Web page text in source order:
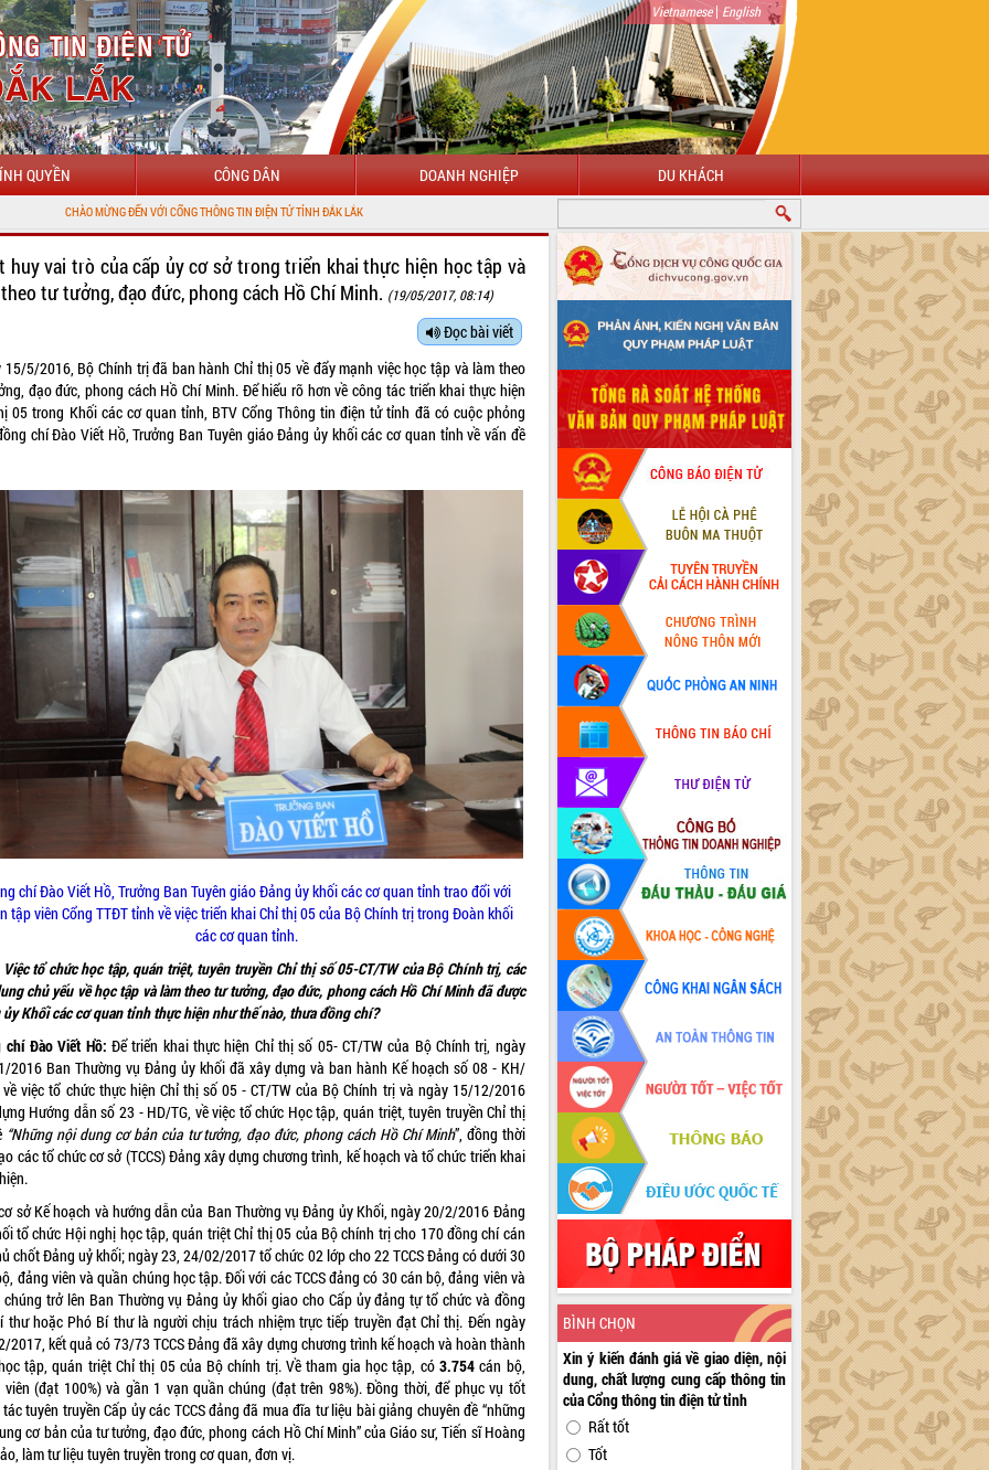
Vietnamese| English
QUYỀN CÔNG DÂN DOANH NGHIỆP DU KHÁCH
ĐẾN VỚI CỔNG THÔNG TIN ĐIỆN TỬ TỈNH ĐẮK LẮK
huy vai trò của cấp ủy cơ sở trong triển khai thực hiện học tập và
tư tưởng, đạo đức, phong cách Hồ Chí Minh. (19/05/2017, 08:14)
Đọc bài viết
15/5/2016, Bộ Chính trị đã ban hành Chỉ thị 05 về đẩy mạnh việc học tập và làm theo
đạo đức, phong cách Hồ Chí Minh. Để hiểu rõ hơn về công tác triển khai thực hiện
05 trong Khối các cơ quan tỉnh, BTV Cổng Thông tin điện tử tỉnh đã có cuộc phỏng
chí Đào Viết Hồ, Trưởng Ban Tuyên giáo Đảng ủy khối các cơ quan tỉnh về vấn đề
chí Đào Viết Hồ, Trưởng Ban Tuyên giáo Đảng ủy khối các cơ quan tỉnh trao đổi với
tập viên Cổng TTĐT tỉnh về việc triển khai Chỉ thị 05 của Bộ Chính trị trong Đoàn khối
các cơ quan tỉnh.
Việc tổ chức học tập, quán triệt, tuyên truyền Chỉ thị số 05-CT/TW của Bộ Chính trị, các
chủ yếu về học tập và làm theo tư tưởng, đạo đức, phong cách Hồ Chí Minh đã được
Khối các cơ quan tỉnh thực hiện như thế nào, thưa đồng chí?
chí Đào Viết Hồ: Để triển khai thực hiện Chỉ thị số 05- CT/TW của Bộ Chính trị, ngày
2016 Ban Thường vụ Đảng ủy khối đã xây dựng và ban hành Kế hoạch số 08 - KH/
về việc tổ chức thực hiện Chỉ thị số 05 - CT/TW của Bộ Chính trị và ngày 15/12/2016
Hướng dẫn số 23 - HD/TG, về việc tổ chức Học tập, quán triệt, tuyên truyền Chỉ thị
“Những nội dung cơ bản của tư tưởng, đạo đức, phong cách Hồ Chí Minh”, đồng thời
các tổ chức cơ sở (TCCS) Đảng xây dựng chương trình, kế hoạch và tổ chức triển khai
sở Kế hoạch và hướng dẫn của Ban Thường vụ Đảng ủy Khối, ngày 20/2/2016 Đảng
tổ chức Hội nghị học tập, quán triệt Chỉ thị 05 của Bộ chính trị cho 170 đồng chí cán
chốt Đảng uỷ khối; ngày 23, 24/02/2017 tổ chức 02 lớp cho 22 TCCS Đảng có dưới 30
đảng viên và quần chúng học tập. Đối với các TCCS đảng có 30 cán bộ, đảng viên và
chúng trở lên Ban Thường vụ Đảng ủy khối giao cho Cấp ủy đảng tự tổ chức và đồng
thư hoặc Phó Bí thư là người chịu trách nhiệm trực tiếp truyền đạt Chỉ thị. Đến ngày
2017, kết quả có 73/73 TCCS Đảng đã xây dựng chương trình kế hoạch và hoàn thành
tập, quán triệt Chỉ thị 05 của Bộ chính trị. Về tham gia học tập, có3.754 cán bộ,
viên (đạt 100%) và gần 1 vạn quần chúng (đạt trên 98%). Đồng thời, để phục vụ tốt
tuyên truyền Cấp ủy các TCCS đảng đã mua đĩa tư liệu bài giảng chuyên đề “những
cơ bản của tư tưởng, đạo đức, phong cách Hồ Chí Minh” của Giáo sư, Tiến sĩ Hoàng
làm tư liệu tuyên truyền trong cơ quan, đơn vị.
BÌNH CHỌN
Xin ý kiến đánh giá về giao diện, nội
dung, chất lượng cung cấp thông tin
của Cổng thông tin điện tử tỉnh
Rất tốt
Tốt